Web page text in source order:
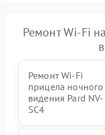
Ремонт Wi-Fi
Ремонт Wi-Fi
прицела ночного
видения Pard NV-
SC4